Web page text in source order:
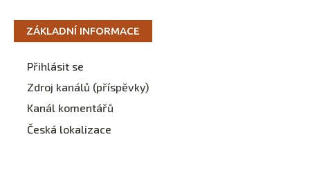
ZÁKLADNÍ INFORMACE
Přihlásit se
Zdroj kanálů (příspěvky)
Kanál komentářů
Česká lokalizace